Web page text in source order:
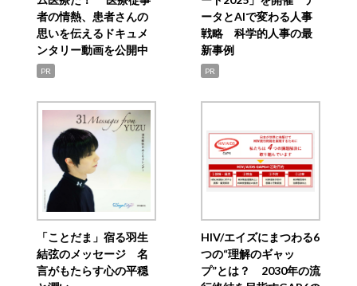
者の情熱、患者さんの
思いを伝えるドキュメ
ンタリー動画を公開中
PR
ータとAIで変わる人事
戦略 科学的人事の最
新事例
PR
「ことだま」宿る羽生
結弦のメッセージ 名
言がもたらす心の平穏
HIV/エイズにまつわる6
つの“理解のギャッ
プ”とは？ 2030年の流